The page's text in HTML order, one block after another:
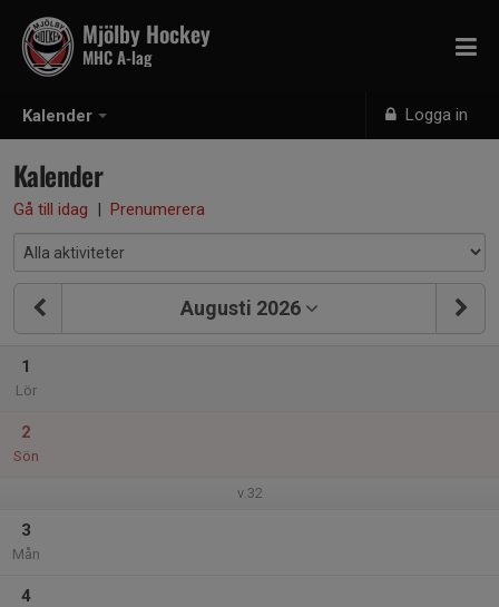
Kalender Logga in
Mjölby Hockey
MHC A-lag
Kalender
Gå till idag | Prenumerera
Augusti 2026
1
Lör
2
Sön
v.32
3
Mån
4